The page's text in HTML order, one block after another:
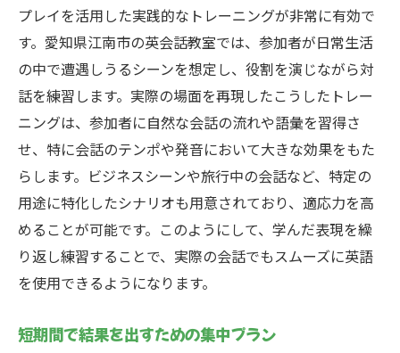
プレイを活用した実践的なトレーニングが非常に有効で
す。愛知県江南市の英会話教室では、参加者が日常生活
の中で遭遇しうるシーンを想定し、役割を演じながら対
話を練習します。実際の場面を再現したこうしたトレー
ニングは、参加者に自然な会話の流れや語彙を習得さ
せ、特に会話のテンポや発音において大きな効果をもた
らします。ビジネスシーンや旅行中の会話など、特定の
用途に特化したシナリオも用意されており、適応力を高
めることが可能です。このようにして、学んだ表現を繰
り返し練習することで、実際の会話でもスムーズに英語
を使用できるようになります。
短期間で結果を出すための集中プラン